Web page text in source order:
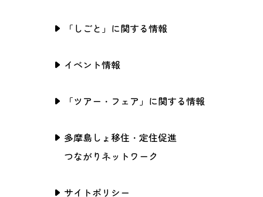
「しごと」に関する情報
イベント情報
「ツアー・フェア」に関する情報
多摩島しょ移住・定住促進
つながりネットワーク
サイトポリシー